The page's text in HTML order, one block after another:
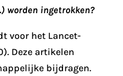
worden ingetrokken?
voor het Lancet-
Deze artikelen
bijdragen.